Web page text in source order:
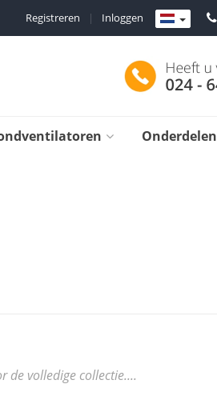
Inloggen
|
Registreren
Onderdelen
de volledige collectie....